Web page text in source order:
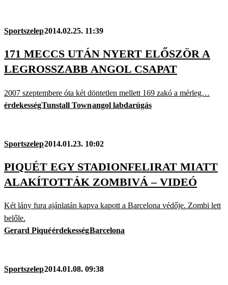
Sportszelep2014.02.25. 11:39
171 MECCS UTÁN NYERT ELŐSZÖR A
LEGROSSZABB ANGOL CSAPAT
2007 szeptembere óta két döntetlen mellett 169 zakó a mérleg…
érdekességTunstall Townangol labdarúgás
Sportszelep2014.01.23. 10:02
PIQUÉT EGY STADIONFELIRAT MIATT
ALAKÍTOTTÁK ZOMBIVÁ – VIDEÓ
Két lány fura ajánlatán kapva kapott a Barcelona védője. Zombi lett
belőle.
Gerard PiquéérdekességBarcelona
Sportszelep2014.01.08. 09:38